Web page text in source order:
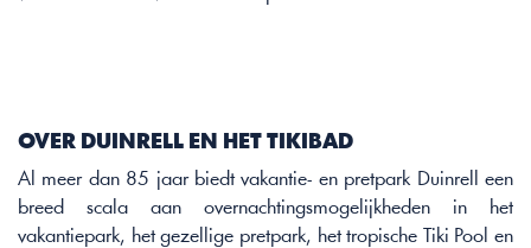
OVER DUINRELL EN HET TIKIBAD
Al meer dan 85 jaar biedt vakantie- en pretpark Duinrell een
breed scala aan overnachtingsmogelijkheden in het
vakantiepark, het gezellige pretpark, het tropische Tiki Pool en